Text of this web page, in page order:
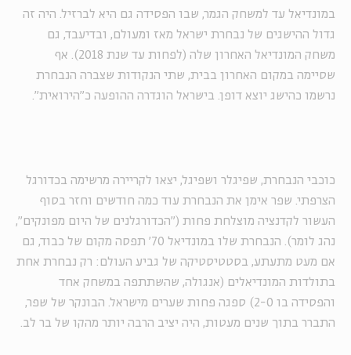
במונדיאל עד למשחק הגמר, שבו הפסידה גם היא לברזיל. היה זה
גדול ההישגים של נבחרת ישראל מאז ומעולם, ובדיעבד, גם
משחק המונדיאל האחרון שלה (לפחות עד שנת 2018). אף
שסיימה במקום האחרון בבית, שתי הנקודות שצברה הנבחרת
נרשמו כהישג יוצא דופן. בישראל הוגדרה ההופעה כ"הירואית".
כוכבי הנבחרת, שפיגלר ושפיגל, יצאו לקריירה מרשימה בכדורגל
הצרפתי. שפר אימן את הנבחרת עוד כמה חודשים וחזר בסוף
העשור לקדנציה מוצלחת פחות ("הכדורגלנים של היום מפונקים",
נהג לומר). הנבחרת שלו במונדיאל 70' תפסה מקום של כבוד, גם
אם מעט מתעתע, בסטטיסטיקה של גביע העולם: רק נבחרת אחת
בתולדות המונדיאלים (אנגולה, שהשתתפה במשחק אחד
והפסידה בו 2-0) ספגה פחות שערים מישראל. הבונקר של שפר,
התברר בתוך שנים מעטות, היה יציב הרבה יותר מהקו של בר לב.